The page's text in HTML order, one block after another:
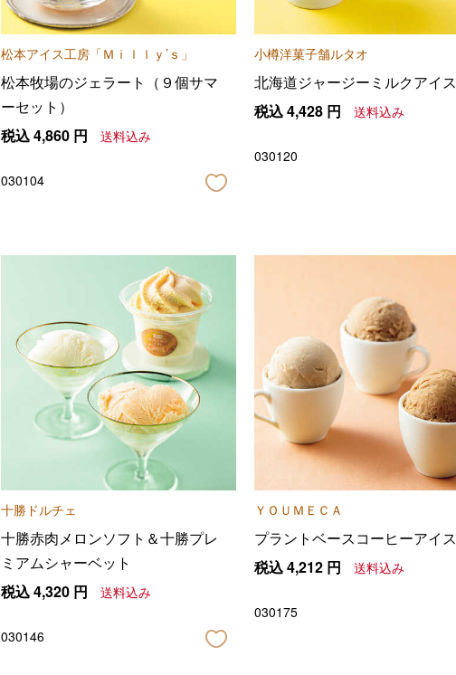
松本アイス工房「Ｍｉｌｌｙ’ｓ」
松本牧場のジェラート（９個サマ
ーセット）
税込4,860 円 送料込み
030104
小樽洋菓子舗ルタオ
北海道ジャージーミルクアイス
税込4,428 円 送料込み
030120
十勝ドルチェ
十勝赤肉メロンソフト＆十勝プレ
ミアムシャーベット
税込4,320 円 送料込み
030146
ＹＯＵＭＥＣＡ
プラントベースコーヒーアイス
税込4,212 円 送料込み
030175